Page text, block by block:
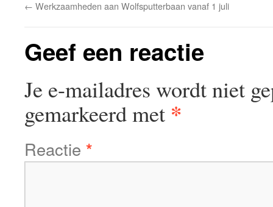
← Werkzaamheden aan Wolfsputterbaan vanaf 1 juli
Geef een reactie
Je e-mailadres wordt niet
gemarkeerd met *
Reactie *